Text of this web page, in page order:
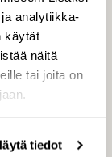
analytiikka-
käytät
näitä
tai joita on
tiedot